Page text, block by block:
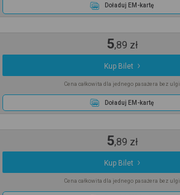
Doładuj EM-kartę
5,89 zł
Kup Bilet
Cena całkowita dla jednego pasażera bez ulgi
Doładuj EM-kartę
5,89 zł
Kup Bilet
Cena całkowita dla jednego pasażera bez ulgi